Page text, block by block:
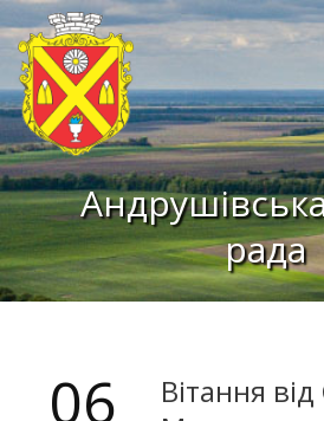
рада
06
Вітання